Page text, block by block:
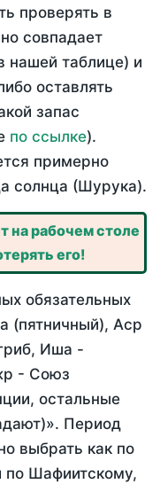
проверять в
совпадает
нашей таблице) и
оставлять
запас
по ссылке).
примерно
солнца (Шурука).
на рабочем столе
его!
обязательных
(пятничный), Аср
Иша -
- Союз
остальные
Период
выбрать как по
по Шафиитскому,